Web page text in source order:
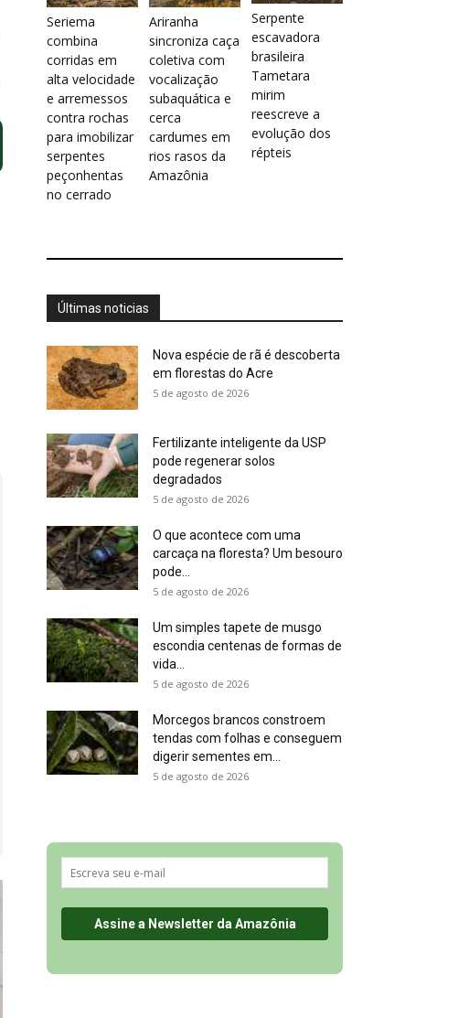
Seriema
combina
corridas em
alta velocidade
e arremessos
contra rochas
para imobilizar
serpentes
peçonhentas
no cerrado
Ariranha
sincroniza caça
coletiva com
vocalização
subaquática e
cerca
cardumes em
rios rasos da
Amazônia
Serpente
escavadora
brasileira
Tametara
mirim
reescreve a
evolução dos
répteis
Últimas noticias
Nova espécie de rã é descoberta
em florestas do Acre
5 de agosto de 2026
Fertilizante inteligente da USP
pode regenerar solos
degradados
5 de agosto de 2026
O que acontece com uma
carcaça na floresta? Um besouro
pode...
5 de agosto de 2026
Um simples tapete de musgo
escondia centenas de formas de
vida...
5 de agosto de 2026
Morcegos brancos constroem
tendas com folhas e conseguem
digerir sementes em...
5 de agosto de 2026